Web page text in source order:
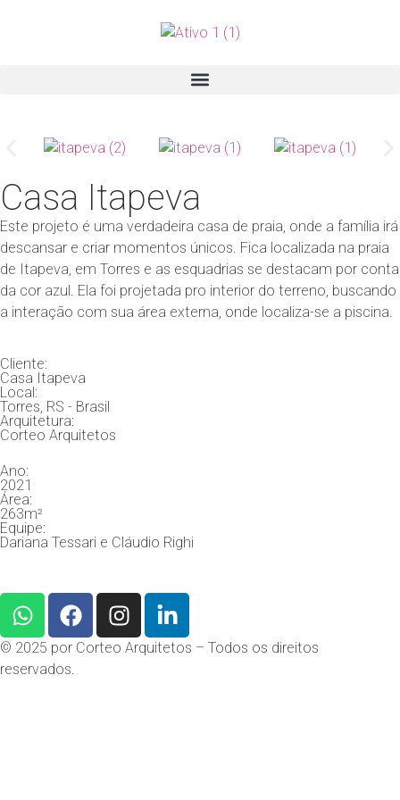
Casa Itapeva
Este projeto é uma verdadeira casa de praia, onde a família irá
descansar e criar momentos únicos. Fica localizada na praia
de Itapeva, em Torres e as esquadrias se destacam por conta
da cor azul. Ela foi projetada pro interior do terreno, buscando
a interação com sua área externa, onde localiza-se a piscina.
Cliente:
Casa Itapeva
Local:
Torres, RS - Brasil
Arquitetura:
Corteo Arquitetos
Ano:
2021
Área:
263m²
Equipe:
Dariana Tessari e Cláudio Righi
© 2025 por Corteo Arquitetos – Todos os direitos
reservados.